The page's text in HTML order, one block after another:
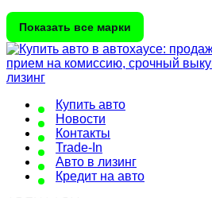
Показать все марки
Купить авто
Новости
Контакты
Trade-In
Авто в лизинг
Кредит на авто